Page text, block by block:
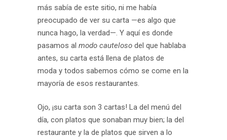
más sabía de este sitio, ni me había
preocupado de ver su carta —es algo que
nunca hago, la verdad—. Y aquí es donde
pasamos al modo cauteloso del que hablaba
antes, su carta está llena de platos de
moda y todos sabemos cómo se come en la
mayoría de esos restaurantes.
Ojo, ¡su carta son 3 cartas! La del menú del
día, con platos que sonaban muy bien; la del
restaurante y la de platos que sirven a lo